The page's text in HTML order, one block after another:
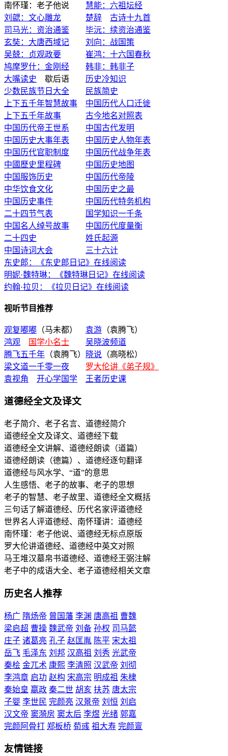
南怀瑾：老子他说 慧能：六祖坛经
刘勰：文心雕龙
楚辞
古诗十九首
司马光：资治通鉴
毕沅：续资治通鉴
玄奘：大唐西域记
刘向：战国策
吴兢：贞观政要
崔鸿：十六国春秋
鸠摩罗什：金刚经
韩非：韩非子
大嘴读史 歇后语 历史冷知识
少数民族节日大全
民族简史
上下五千年智慧故事
中国历代人口迁徙
上下五千年故事
古今地名对照表
中国历代帝王世系
中国古代发明
中国历史大事年表
中国历史人物年表
中国历代官职制度
中国历代战争年表
中國歷史里程碑
中国历史地图
中国服饰历史
中国历代帝陵
中华饮食文化
中国历史之最
中国历史事件
中国历代特务机构
二十四节气表
国学知识一千条
中国名人绰号故事
中国历代度量衡
二十四史
姓氏起源
中国诗词大会
三十六计
东史郎：《东史郎日记》在线阅读
明妮·魏特琳：《魏特琳日记》在线阅读
约翰·拉贝：《拉贝日记》在线阅读
视听节目推荐
观复嘟嘟 （马未都） 袁游 （袁腾飞）
鸿观
国学小名士
吴晓波频道
腾飞五千年 （袁腾飞） 晓说 （高晓松）
梁文道一千零一夜
罗大伦讲《弟子规》
袁视角
开心学国学 王者历史课
道德经全文及译文
老子简介、老子名言、道德经简介
道德经全文及译文、道德经下载
道德经全文讲解、道德经朗读（道篇）
道德经朗读（德篇）、道德经逐句翻译
道德经与风水学、“道”的意思
人生感悟、老子的故事、老子的思想
老子的智慧、老子故里、道德经全文概括
三句话了解道德经、历代名家评道德经
世界名人评道德经、南怀瑾讲：道德经
南怀瑾：老子他说、道德经无标点原版
罗大伦讲道德经、道德经中英文对照
马王堆汉墓帛书道德经、道德经王弼注解
老子中的成语大全、老子道德经相关文章
历史名人推荐
杨广 隋炀帝 曾国藩 李渊 唐高祖 曹魏
梁启超 曹操 魏武帝 刘备 孙权 司马懿
庄子 诸葛亮 孔子 赵匡胤 陈平 宋太祖
岳飞 毛泽东 刘邦 汉高祖 刘秀 光武帝
秦桧 金兀术 康熙 李清照 汉武帝 刘彻
李鸿章 启功 赵构 宋高宗 明成祖 朱棣
秦始皇 嬴政 秦二世 胡亥 扶苏 唐太宗
子婴 李世民 完颜亮 汉景帝 刘恒 刘启
汉文帝 窦漪房 窦太后 李煜 光绪 郭嘉
完颜阿骨打 郑板桥 荀彧 祖大寿 完颜亶
友情链接